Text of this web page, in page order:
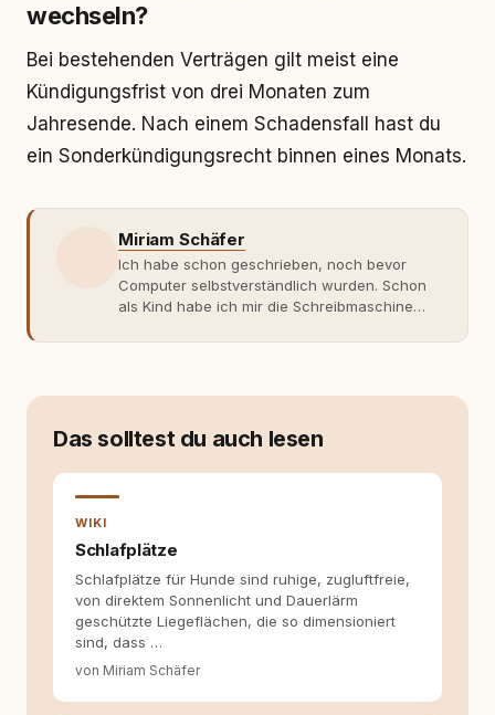
wechseln?
Bei bestehenden Verträgen gilt meist eine
Kündigungsfrist von drei Monaten zum
Jahresende. Nach einem Schadensfall hast du
ein Sonderkündigungsrecht binnen eines Monats.
Miriam Schäfer
Ich habe schon geschrieben, noch bevor
Computer selbstverständlich wurden. Schon
als Kind habe ich mir die Schreibmaschine
getippt: Geschichten, Beobachtungen,
weniger guten Erfahrungen. Umso mehr hat
erlebt habe, wie verantwortungsvoll und
bewusst gute Hundehaltung funktionieren
als Content Managerin an vielen Stellen
beteiligt, an denen aus Ideen fertige Beiträge
werden. Ich recherchiere Themen, plane
Inhalte, schreibe Artikel, begleite Gastbeiträge
redaktionell, veröffentliche Texte und betreue
die Social-Media-Kanäle. Mein Blick richtet
Welche Themen sind relevant? Welche
Das solltest du auch lesen
WIKI
Schlafplätze
Schlafplätze für Hunde sind ruhige, zugluftfreie,
von direktem Sonnenlicht und Dauerlärm
geschützte Liegeflächen, die so dimensioniert
sind, dass …
von Miriam Schäfer